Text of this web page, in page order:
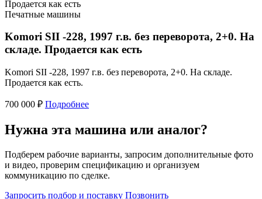
Печатные машины
Komori SII -228, 1997 г.в. без переворота, 2+0. На
складе. Продается как есть
Komori SII -228, 1997 г.в. без переворота, 2+0. На складе.
Продается как есть.
700 000 ₽ Подробнее
Нужна эта машина или аналог?
Подберем рабочие варианты, запросим дополнительные фото
и видео, проверим спецификацию и организуем
коммуникацию по сделке.
Запросить подбор и поставку Позвонить